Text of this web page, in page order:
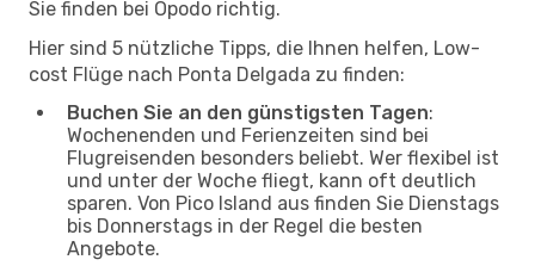
Sie finden bei Opodo richtig.
Hier sind 5 nützliche Tipps, die Ihnen helfen, Low-
cost Flüge nach Ponta Delgada zu finden:
Buchen Sie an den günstigsten Tagen:
Wochenenden und Ferienzeiten sind bei
Flugreisenden besonders beliebt. Wer flexibel ist
und unter der Woche fliegt, kann oft deutlich
sparen. Von Pico Island aus finden Sie Dienstags
bis Donnerstags in der Regel die besten
Angebote.